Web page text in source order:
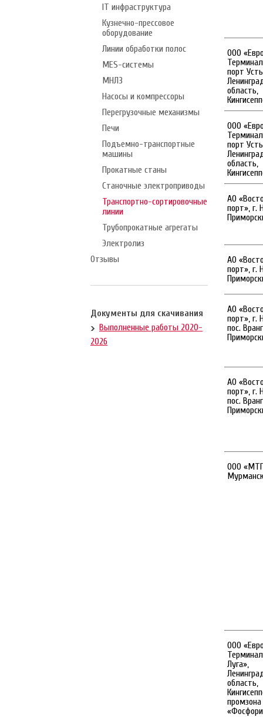
ООО
порт
область,
ООО
порт
область,
АО
порт», г.
АО
порт», г.
АО
порт», г.
пос.
АО
порт», г.
пос.
ООО
ООО
Луга»,
область,
промзона
IT инфраструктура
Кузнечно-прессовое
оборудование
Линии обработки полос
MES-системы
МНЛЗ
Насосы и компрессоры
Перегрузочные механизмы
Печи
Подъемно-транспортные
машины
Прокатные станы
Станочные электроприводы
Транспортно-сортировочные
линии
Трубопрокатные агрегаты
Электролиз
Отзывы
Документы для скачивания
Выполненные работы 2020-
2026